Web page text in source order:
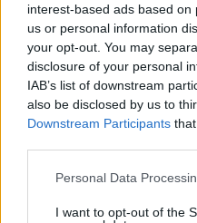
interest-based ads based
us or personal information
your opt-out. You may
disclosure of your personal
IAB’s list of downstream
also be disclosed by us to
Downstream Participants
Please note that this
not limited to your visit or
Personal Data
I want to opt-out of the
07.08.2026, 18:22